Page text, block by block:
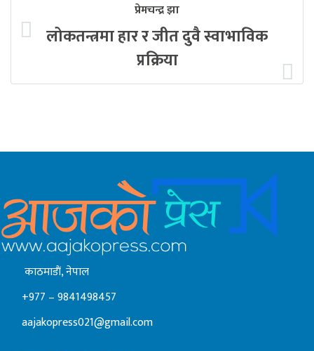
प्रेमचन्द्र झा
लोकतन्त्रमा हार र जीत दुवै स्वाभाविक
प्रक्रिया
काठमाडाैं, नेपाल
+977 – 9841498457
aajakopress021@gmail.com